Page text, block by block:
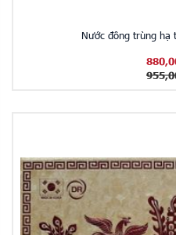
Nước đông trùng hạ